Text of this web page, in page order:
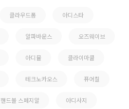
클라우드폼 아디스타
알파바운스 오즈웨이브
아디뮬 클라이마쿨
테크노카오스 퓨어칠
핸드볼 스페지알 아디사지